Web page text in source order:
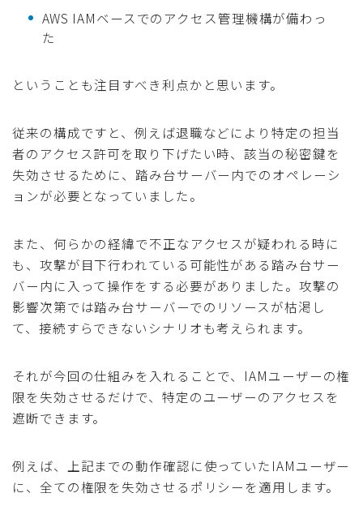
AWS IAMベースでのアクセス管理機構が備わっ
た
ということも注目すべき利点かと思います。
従来の構成ですと、例えば退職などにより特定の担当
者のアクセス許可を取り下げたい時、該当の秘密鍵を
失効させるために、踏み台サーバー内でのオペレーシ
ョンが必要となっていました。
また、何らかの経緯で不正なアクセスが疑われる時に
も、攻撃が目下行われている可能性がある踏み台サー
バー内に入って操作をする必要がありました。攻撃の
影響次第では踏み台サーバーでのリソースが枯渇し
て、接続すらできないシナリオも考えられます。
それが今回の仕組みを入れることで、IAMユーザーの権
限を失効させるだけで、特定のユーザーのアクセスを
遮断できます。
例えば、上記までの動作確認に使っていたIAMユーザー
に、全ての権限を失効させるポリシーを適用します。